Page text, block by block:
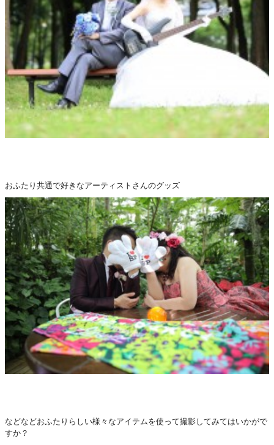
おふたり共通で好きなアーティストさんのグッズ
などなどおふたりらしい様々なアイテムを使って撮影してみてはいかがで
すか？